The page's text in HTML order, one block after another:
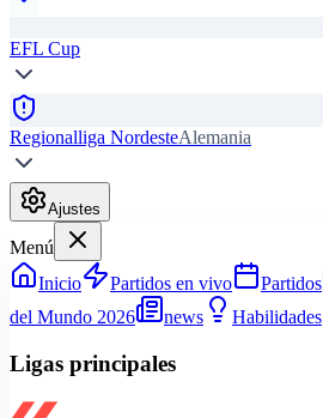
EFL Cup
Regionalliga NordesteAlemania
Ajustes
Menú
Inicio
Partidos en vivo Partidos
del Mundo 2026
news Habilidades
Ligas principales